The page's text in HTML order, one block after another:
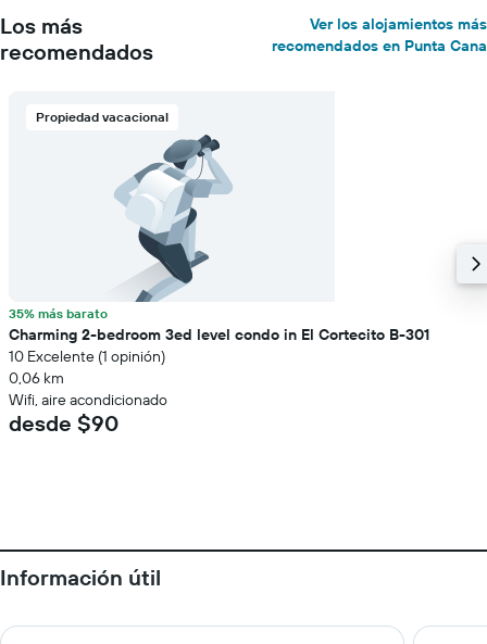
Los más
recomendados
Ver los alojamientos más
recomendados en Punta Cana
Propiedad vacacional
35% más barato
Charming 2-bedroom 3ed level condo in El Cortecito B-301
10 Excelente (1 opinión)
0,06 km
Wifi, aire acondicionado
desde $90
Información útil